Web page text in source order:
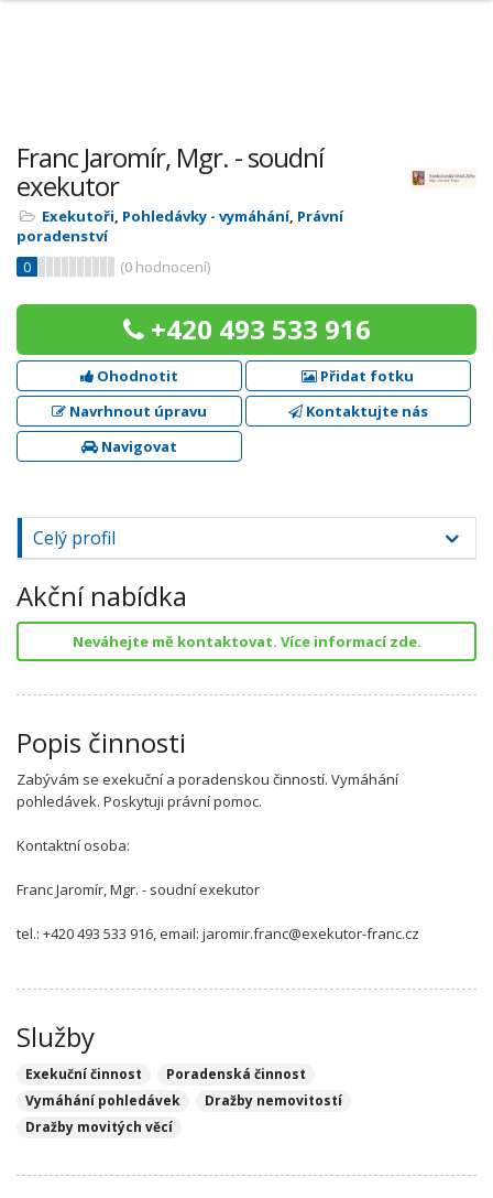
Franc Jaromír, Mgr. - soudní
exekutor
Exekutoři, Pohledávky - vymáhání, Právní
poradenství
0
(0 hodnocení)
+420 493 533 916
Ohodnotit
Přidat fotku
Navrhnout úpravu
Kontaktujte nás
Navigovat
Celý profil
Akční nabídka
Neváhejte mě kontaktovat. Více informací zde.
Popis činnosti
Zabývám se exekuční a poradenskou činností. Vymáhání
pohledávek. Poskytuji právní pomoc.
Kontaktní osoba:
Franc Jaromír, Mgr. - soudní exekutor
tel.: +420 493 533 916, email: jaromir.franc@exekutor-franc.cz
Služby
Exekuční činnost
Poradenská činnost
Vymáhání pohledávek
Dražby nemovitostí
Dražby movitých věcí